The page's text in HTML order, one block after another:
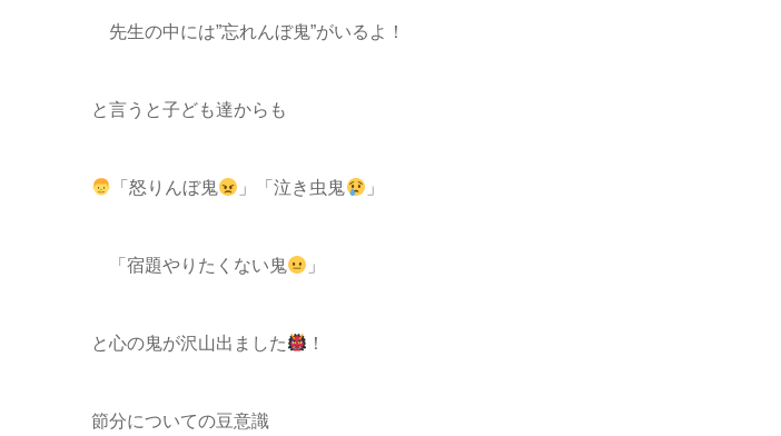
先生の中には”忘れんぼ鬼”がいるよ！
と言うと子ども達からも
「怒りんぼ鬼 」「泣き虫鬼 」
「宿題やりたくない鬼 」
と心の鬼が沢山出ました ！
節分についての豆意識